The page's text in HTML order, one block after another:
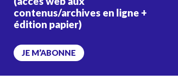
contenus/archives en ligne +
édition papier)
JE M’ABONNE